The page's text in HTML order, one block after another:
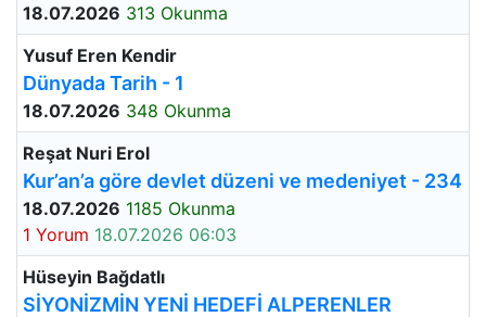
18.07.2026 313 Okunma
Yusuf Eren Kendir
Dünyada Tarih - 1
18.07.2026 348 Okunma
Reşat Nuri Erol
Kur’an’a göre devlet düzeni ve medeniyet - 234
18.07.2026 1185 Okunma
1 Yorum 18.07.2026 06:03
Hüseyin Bağdatlı
SİYONİZMİN YENİ HEDEFİ ALPERENLER